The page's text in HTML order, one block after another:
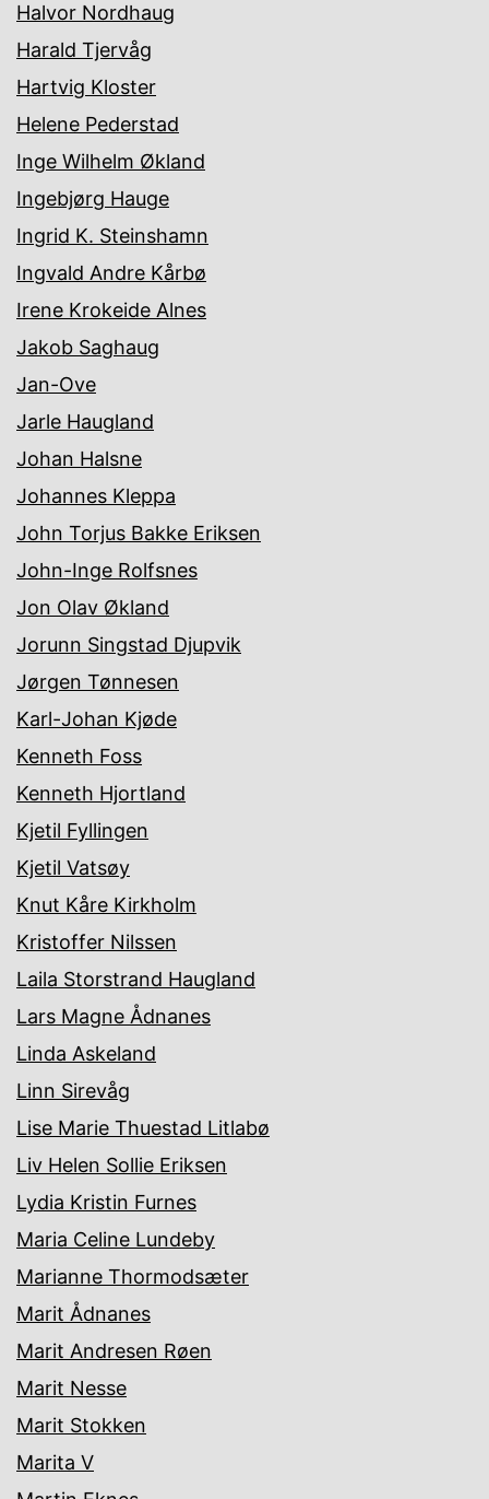
Halvor Nordhaug
Harald Tjervåg
Hartvig Kloster
Helene Pederstad
Inge Wilhelm Økland
Ingebjørg Hauge
Ingrid K. Steinshamn
Ingvald Andre Kårbø
Irene Krokeide Alnes
Jakob Saghaug
Jan-Ove
Jarle Haugland
Johan Halsne
Johannes Kleppa
John Torjus Bakke Eriksen
John-Inge Rolfsnes
Jon Olav Økland
Jorunn Singstad Djupvik
Jørgen Tønnesen
Karl-Johan Kjøde
Kenneth Foss
Kenneth Hjortland
Kjetil Fyllingen
Kjetil Vatsøy
Knut Kåre Kirkholm
Kristoffer Nilssen
Laila Storstrand Haugland
Lars Magne Ådnanes
Linda Askeland
Linn Sirevåg
Lise Marie Thuestad Litlabø
Liv Helen Sollie Eriksen
Lydia Kristin Furnes
Maria Celine Lundeby
Marianne Thormodsæter
Marit Ådnanes
Marit Andresen Røen
Marit Nesse
Marit Stokken
Marita V